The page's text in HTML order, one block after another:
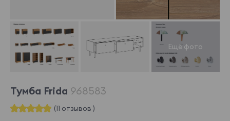
Тумба Frida 968583
(11 отзывов )